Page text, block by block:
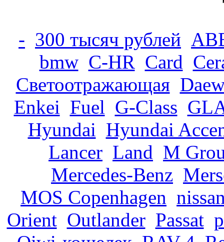
- 300 тысяч рублей
bmw C-HR Card
Cветоотражающая
Enkei Fuel G-Class
Hyundai Hyundai
Lancer Land M
Mercedes-Benz
MOS Copenhagen
Orient Outlander Passat